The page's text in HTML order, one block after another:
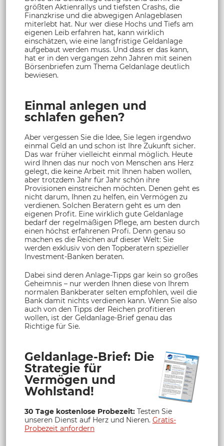
größten Aktienrallys und tiefsten Crashs, die
Finanzkrise und die abwegigen Anlageblasen
miterlebt hat. Nur wer diese Hochs und Tiefs am
eigenen Leib erfahren hat, kann wirklich
einschätzen, wie eine langfristige Geldanlage
aufgebaut werden muss. Und dass er das kann,
hat er in den vergangen zehn Jahren mit seinen
Börsenbriefen zum Thema Geldanlage deutlich
bewiesen.
Einmal anlegen und
schlafen gehen?
Aber vergessen Sie die Idee, Sie legen irgendwo
einmal Geld an und schon ist Ihre Zukunft sicher.
Das war früher vielleicht einmal möglich. Heute
wird Ihnen das nur noch von Menschen ans Herz
gelegt, die keine Arbeit mit Ihnen haben wollen,
aber trotzdem Jahr für Jahr schön ihre
Provisionen einstreichen möchten. Denen geht es
nicht darum, Ihnen zu helfen, ein Vermögen zu
verdienen. Solchen Beratern geht es um den
eigenen Profit. Eine wirklich gute Geldanlage
bedarf der regelmäßigen Pflege, am besten durch
einen höchst erfahrenen Profi. Denn genau so
machen es die Reichen auf dieser Welt: Sie
werden exklusiv von den Topberatern spezieller
Investment-Banken beraten.
Dabei sind deren Anlage-Tipps gar kein so großes
Geheimnis – nur werden Ihnen diese von Ihrem
normalen Bankberater selten empfohlen, weil die
Bank damit nichts verdienen kann. Wenn Sie also
auch von den Tipps der Reichen profitieren
wollen, ist der Geldanlage-Brief genau das
Richtige für Sie.
Geldanlage-Brief: Die
Strategie für
Vermögen und
Wohlstand!
30 Tage kostenlose Probezeit: Testen Sie
unseren Dienst auf Herz und Nieren. Gratis-
Probezeit anfordern